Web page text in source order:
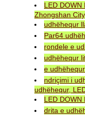
LED DOWN
Zhongshan
udhëhequr
Par64
rondele e
udhëhequr
e
ndriçimi i
udhëhequr,
LED
drita e